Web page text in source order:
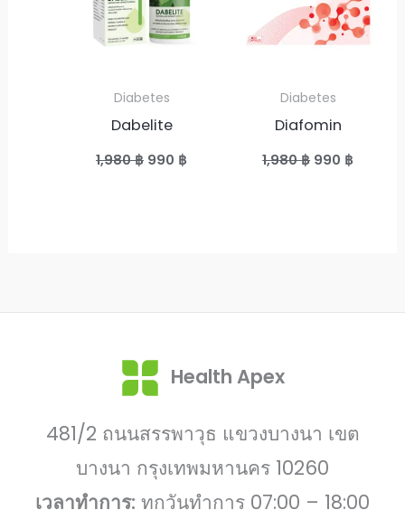
Diabetes
Dabelite
1,980฿ Original
price
990 ฿
Diabetes
Diafomin
1,980฿ Original
price
990 ฿
Health Apex
481/2 ถนนสรรพาวุธ แขวงบางนา เขต
บางนา กรุงเทพมหานคร 10260
เวลาทำการ: ทุกวันทำการ 07:00 – 18:00